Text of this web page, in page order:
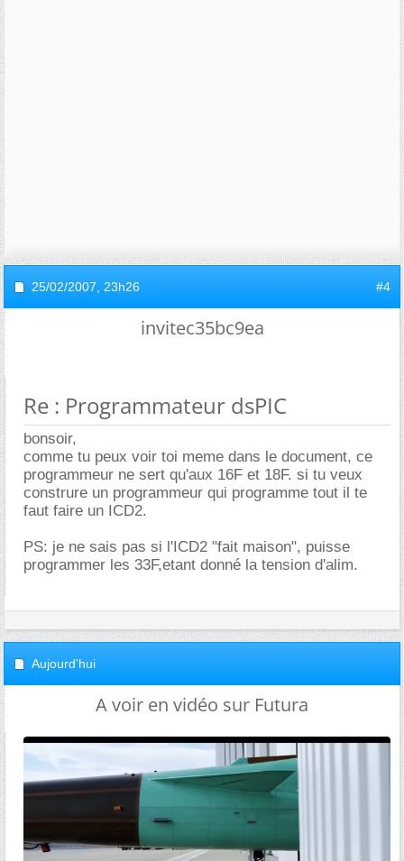
25/02/2007, 23h26 #4
invitec35bc9ea
Re : Programmateur dsPIC
bonsoir,
comme tu peux voir toi meme dans le document, ce
programmeur ne sert qu'aux 16F et 18F. si tu veux
construre un programmeur qui programme tout il te
faut faire un ICD2.
PS: je ne sais pas si l'ICD2 "fait maison", puisse
programmer les 33F,etant donné la tension d'alim.
Aujourd'hui
A voir en vidéo sur Futura